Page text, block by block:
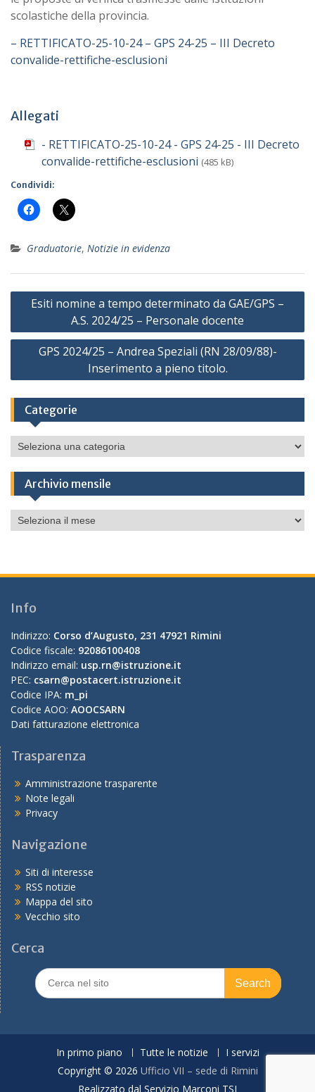
scolastiche della provincia.
– RETTIFICATO-25-10-24 – GPS 24-25 – III Decreto
convalide-rettifiche-esclusioni
Allegati
- RETTIFICATO-25-10-24 - GPS 24-25 - III Decreto
convalide-rettifiche-esclusioni (485 kB)
Condividi:
Graduatorie, Notizie in evidenza
Navigazione
Esiti nomine a tempo determinato da GAE/GPS –
A.S. 2024/25 – Personale docente
GPS 2024/25 – Andrea Speziali (RN 28/09/88)-
Inserimento a pieno titolo.
Categorie
Categorie
Archivio mensile
Archivio
mensile
Info
Indirizzo: Corso d’Augusto, 231 47921 Rimini
Codice fiscale: 92086100408
Indirizzo email: usp.rn@istruzione.it
PEC: csarn@postacert.istruzione.it
Codice IPA: m_pi
Codice AOO: AOOCSARN
Dati fatturazione elettronica
Trasparenza
Amministrazione trasparente
Note legali
Privacy
Navigazione
Siti di interesse
RSS notizie
Mappa del sito
Vecchio sito
Cerca
Search
for:
In primo piano Tutte le notizie
I servizi
Copyright © 2026 Ufficio VII – sede di Rimini
Realizzato dal Servizio Marconi TSI